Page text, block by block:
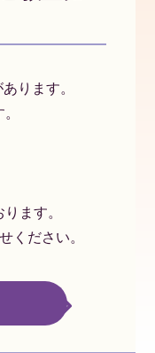
ります。
ます。
ください。